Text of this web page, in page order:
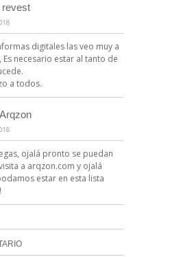
revest
digitales las veo muy a
Es necesario estar al tanto de
a todos.
ojalá pronto se puedan
a arqzon.com y ojalá
estar en esta lista